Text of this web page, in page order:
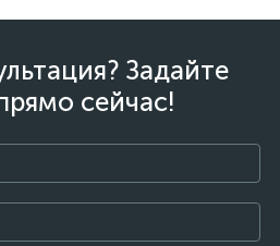
Задайте
сейчас!